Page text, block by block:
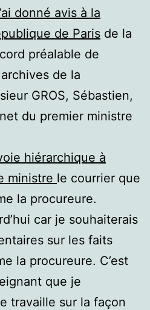
donné avis à la
de Paris de la
préalable de
de la
GROS, Sébastien,
du premier ministre
hiérarchique à
ministre le courrier que
la procureure.
car je souhaiterais
sur les faits
la procureure. C’est
que je
travaille sur la façon